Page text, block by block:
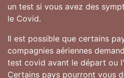
un test si vous avez des
le Covid.
Il est possible que certains
compagnies aériennes
test covid avant le départ ou
Certains pays pourront vous